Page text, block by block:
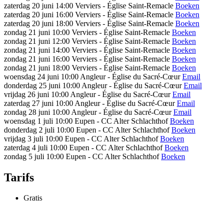
zaterdag 20 juni 14:00 Verviers - Église Saint-Remacle Boeken
zaterdag 20 juni 16:00 Verviers - Église Saint-Remacle Boeken
zaterdag 20 juni 18:00 Verviers - Église Saint-Remacle Boeken
zondag 21 juni 10:00 Verviers - Église Saint-Remacle Boeken
zondag 21 juni 12:00 Verviers - Église Saint-Remacle Boeken
zondag 21 juni 14:00 Verviers - Église Saint-Remacle Boeken
zondag 21 juni 16:00 Verviers - Église Saint-Remacle Boeken
zondag 21 juni 18:00 Verviers - Église Saint-Remacle Boeken
woensdag 24 juni 10:00 Angleur - Église du Sacré-CœurEmail
donderdag 25 juni 10:00 Angleur - Église du Sacré-CœurEmail
vrijdag 26 juni 10:00 Angleur - Église du Sacré-CœurEmail
zaterdag 27 juni 10:00 Angleur - Église du Sacré-CœurEmail
zondag 28 juni 10:00 Angleur - Église du Sacré-CœurEmail
woensdag 1 juli 10:00 Eupen - CC Alter SchlachthofBoeken
donderdag 2 juli 10:00 Eupen - CC Alter SchlachthofBoeken
vrijdag 3 juli 10:00 Eupen - CC Alter SchlachthofBoeken
zaterdag 4 juli 10:00 Eupen - CC Alter SchlachthofBoeken
zondag 5 juli 10:00 Eupen - CC Alter SchlachthofBoeken
Tarifs
Gratis